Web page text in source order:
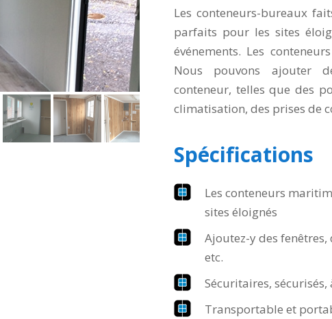
Les conteneurs-bureaux
parfaits pour les sites
événements. Les
Nous pouvons ajouter
conteneur, telles que des
climatisation, des prises de
Spécifications
Les conteneurs
sites éloignés
Ajoutez-y des fenêtres,
etc.
Sécuritaires, sécurisés,
Transportable et